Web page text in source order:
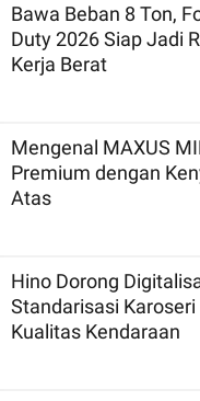
Bawa Beban 8 Ton,
Duty 2026 Siap Jadi
Kerja Berat
Mengenal MAXUS
Premium dengan
Atas
Hino Dorong
Standarisasi
Kualitas Kendaraan